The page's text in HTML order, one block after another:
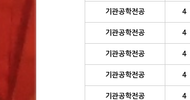
기관공학전공 4
기관공학전공 4
기관공학전공 4
기관공학전공 4
기관공학전공 4